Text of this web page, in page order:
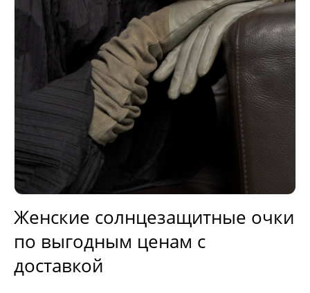
Женские солнцезащитные очки
по выгодным ценам с
доставкой